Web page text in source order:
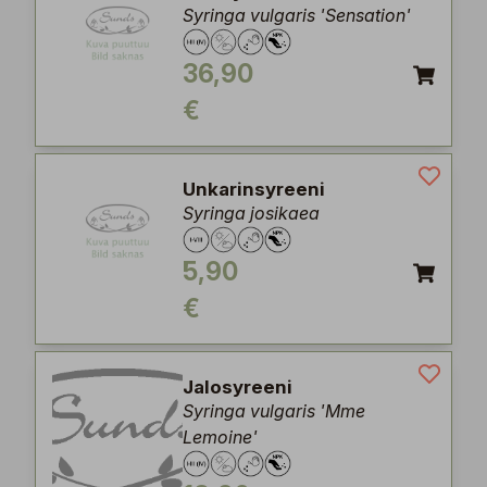
Syringa vulgaris 'Sensation'
36,90
€
Unkarinsyreeni
Syringa josikaea
5,90
€
Jalosyreeni
Syringa vulgaris 'Mme
Lemoine'